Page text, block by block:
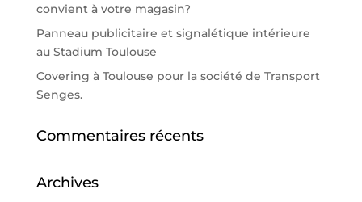
convient à votre magasin?
Panneau publicitaire et signalétique intérieure
au Stadium Toulouse
Covering à Toulouse pour la société de Transport
Senges.
Commentaires récents
Archives